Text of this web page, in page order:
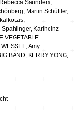
Saunders,
Martin Schüttler,
Spahlinger, Karlheinz
VEGETABLE
Amy
BAND, KERRY YONG,